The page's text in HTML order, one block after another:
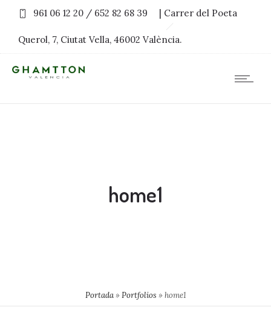
961 06 12 20 / 652 82 68 39 | Carrer del Poeta
Querol, 7, Ciutat Vella, 46002 València.
home1
Portada» Portfolios » home1